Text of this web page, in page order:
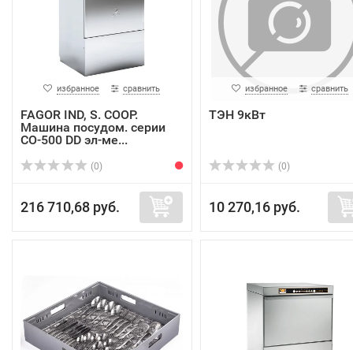
избранное сравнить
FAGOR IND, S. COOP.
Машина посудом. серии
CO-500 DD эл-ме...
(0)
216 710,68 руб.
избранное сравнить
ТЭН 9кВт
(0)
10 270,16 руб.